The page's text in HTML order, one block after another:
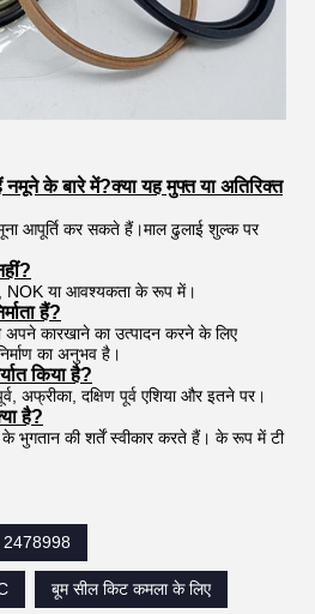
के बारे में?क्या यह मुफ्त या अतिरिक्त
आपूर्ति कर सकते हैं।माल ढुलाई शुल्क पर
NOK या आवश्यकता के रूप में।
हैं?
कारखाने का उत्पादन करने के लिए
का अनुभव है।
किया है?
अफ्रीका, दक्षिण पूर्व एशिया और इतने पर।
है?
भुगतान की शर्तें स्वीकार करते हैं। के रूप में टी
2478998
बूम सील किट कमला के लिए